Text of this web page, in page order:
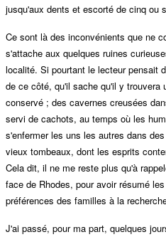
jusqu'aux dents et escorté de cinq ou
Ce sont là des inconvénients que ne
s'attache aux quelques ruines
localité. Si pourtant le lecteur pensait
de ce côté, qu'il sache qu'il y trouvera
conservé ; des cavernes creusées
servi de cachots, au temps où les
s'enfermer les uns les autres dans
vieux tombeaux, dont les esprits
Cela dit, il ne me reste plus qu'à
face de Rhodes, pour avoir résumé
préférences des familles à la
J'ai passé, pour ma part, quelques